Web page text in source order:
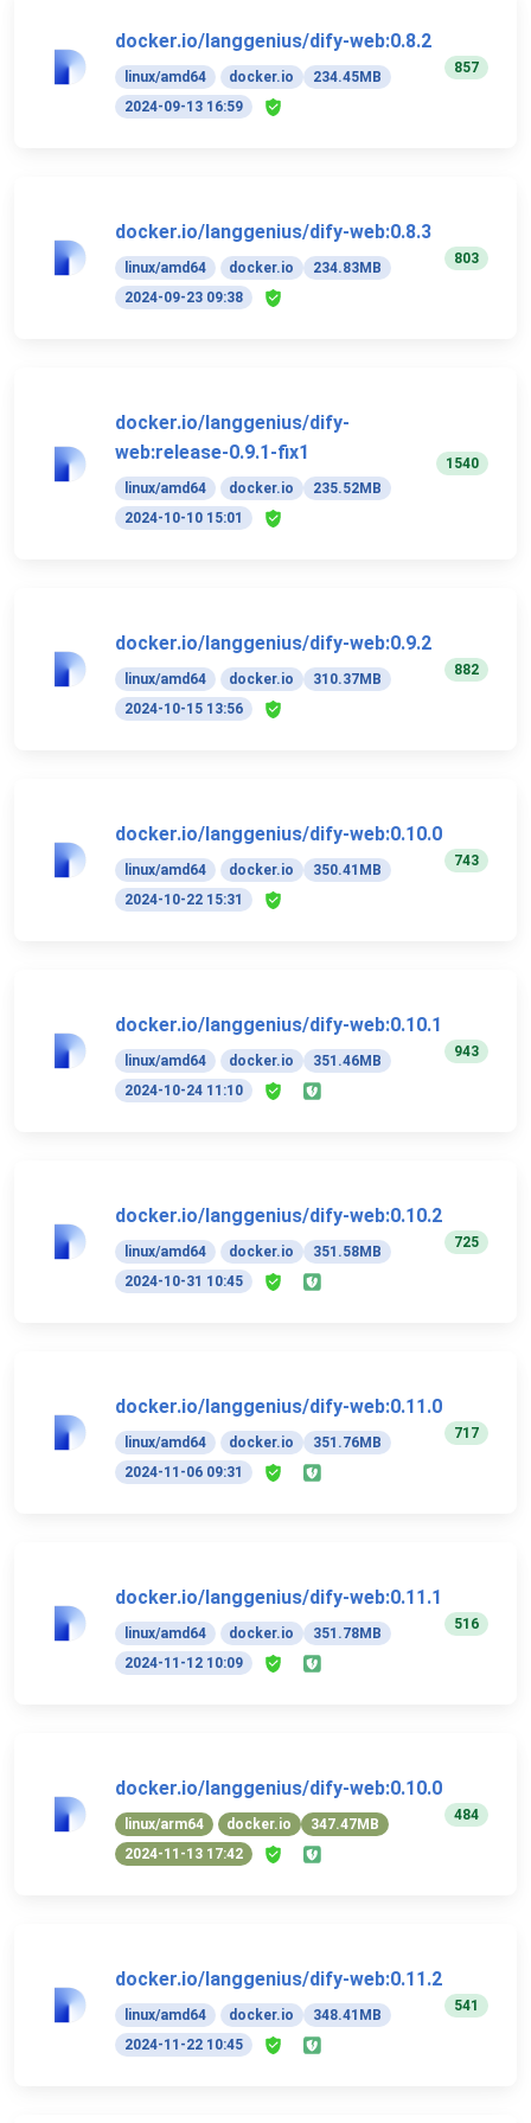
docker.io/langgenius/dify-web:0.8.2
linux/amd64 docker.io
234.45MB
2024-09-13 16:59
857
docker.io/langgenius/dify-web:0.8.3
linux/amd64 docker.io
234.83MB
2024-09-23 09:38
803
docker.io/langgenius/dify-
web:release-0.9.1-fix1
linux/amd64 docker.io
235.52MB
2024-10-10 15:01
1540
docker.io/langgenius/dify-web:0.9.2
linux/amd64 docker.io
310.37MB
2024-10-15 13:56
882
docker.io/langgenius/dify-web:0.10.0
linux/amd64 docker.io
350.41MB
2024-10-22 15:31
743
docker.io/langgenius/dify-web:0.10.1
linux/amd64 docker.io
351.46MB
2024-10-24 11:10
943
docker.io/langgenius/dify-web:0.10.2
linux/amd64 docker.io
351.58MB
2024-10-31 10:45
725
docker.io/langgenius/dify-web:0.11.0
linux/amd64 docker.io
351.76MB
2024-11-06 09:31
717
docker.io/langgenius/dify-web:0.11.1
linux/amd64 docker.io
351.78MB
2024-11-12 10:09
516
docker.io/langgenius/dify-web:0.10.0
linux/arm64 docker.io
347.47MB
2024-11-13 17:42
484
docker.io/langgenius/dify-web:0.11.2
linux/amd64 docker.io
348.41MB
2024-11-22 10:45
541